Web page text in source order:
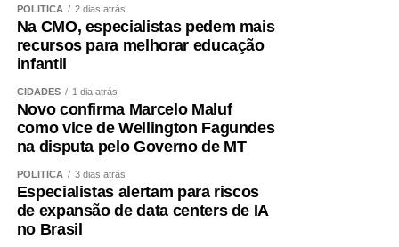
adequada de proteínas e energia, distribuídas ao longo
do dia e ajustadas à idade, função renal, rotina e
condição clínica.
Além disso, é essencial tratar fatores que aceleram a
perda muscular e o envelhecimento vascular, como
sedentarismo, diabetes, hipertensão, alterações do sono,
tabagismo e obesidade visceral.
Envelhecer bem ,exige
preservar força
POLÍTICA 2 dias atrás
Na CMO, especialistas pedem mais
recursos para melhorar educação
infantil
CIDADES 1 dia atrás
Novo confirma Marcelo Maluf
como vice de Wellington Fagundes
na disputa pelo Governo de MT
POLÍTICA 3 dias atrás
Especialistas alertam para riscos
de expansão de data centers de IA
no Brasil